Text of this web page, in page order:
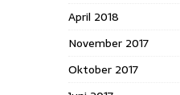
April 2018
November 2017
Oktober 2017